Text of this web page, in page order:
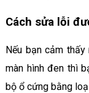
Cách sửa lỗi
Nếu bạn cảm
màn hình đen thì
bộ ổ cứng bằng